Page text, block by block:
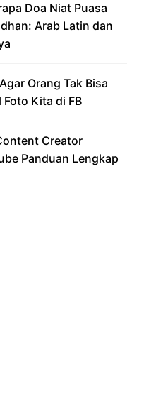
Doa Niat Puasa
Arab Latin dan
Orang Tak Bisa
Foto Kita di FB
Creator
Panduan Lengkap